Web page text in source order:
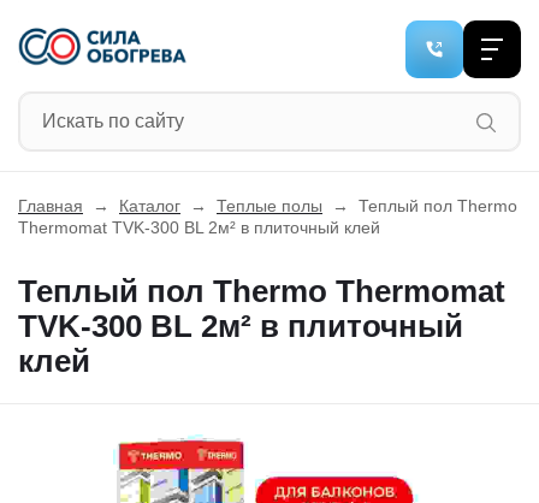
Главная → Каталог → Теплые полы →
Теплый пол Thermo
Thermomat TVK-300 BL 2м² в плиточный клей
Теплый пол Thermo Thermomat
TVK-300 BL 2м² в плиточный
клей